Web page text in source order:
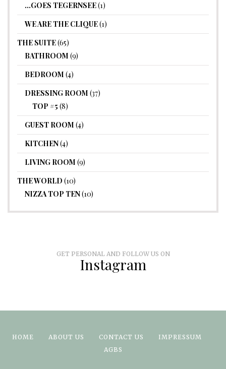
…GOES TEGERNSEE(1)
WE ARE THE CLIQUE(1)
THE SUITE(65)
BATHROOM (9)
BEDROOM (4)
DRESSING ROOM (37)
TOP #5 (8)
GUEST ROOM (4)
KITCHEN(4)
LIVING ROOM (9)
THE WORLD (10)
NIZZA TOP TEN(10)
GET PERSONAL AND FOLLOW US ON
Instagram
HOME ABOUT US CONTACT US
IMPRESSUM
AGBS